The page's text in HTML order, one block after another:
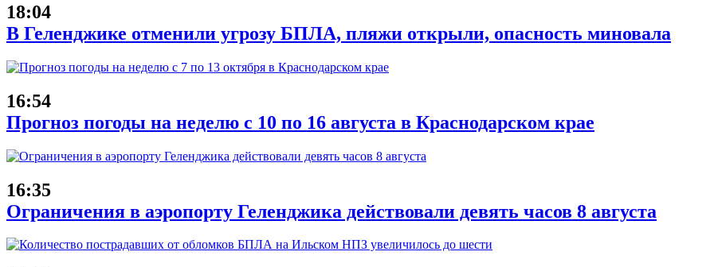
18:04
В Геленджике отменили угрозу БПЛА, пляжи открыли, опасность миновала
16:54
Прогноз погоды на неделю с 10 по 16 августа в Краснодарском крае
16:35
Ограничения в аэропорту Геленджика действовали девять часов 8 августа